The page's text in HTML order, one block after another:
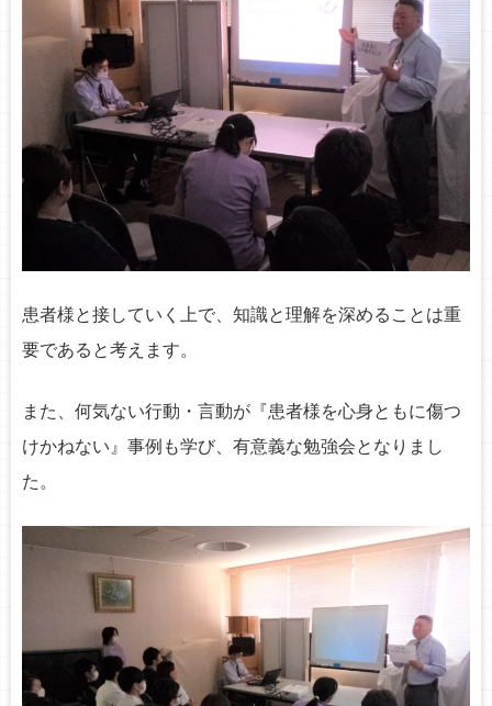
患者様と接していく上で、知識と理解を深めることは重
要であると考えます。
また、何気ない行動・言動が『患者様を心身ともに傷つ
けかねない』事例も学び、有意義な勉強会となりまし
た。